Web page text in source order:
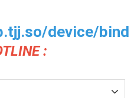
device/bind
: